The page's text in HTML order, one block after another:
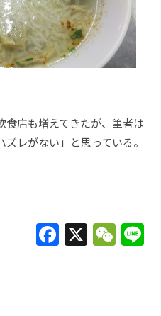
食店も増えてきたが、筆者は
ズレがない」と思っている。
F X W